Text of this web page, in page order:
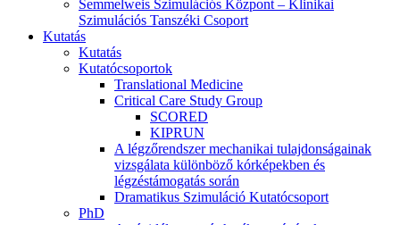
Semmelweis Szimulációs Központ – Klinikai
Szimulációs Tanszéki Csoport
Kutatás
Kutatás
Kutatócsoportok
Translational Medicine
Critical Care Study Group
SCORED
KIPRUN
A légzőrendszer mechanikai tulajdonságainak
vizsgálata különböző kórképekben és
légzéstámogatás során
Dramatikus Szimuláció Kutatócsoport
PhD